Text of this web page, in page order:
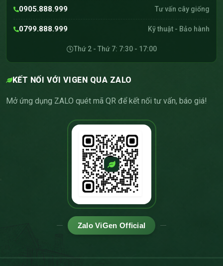
0905.888.999 Tư vấn cây giống
0799.888.999 Kỹ thuật - Bảo hành
Thứ 2 - Thứ 7: 7:30 - 17:00
KẾT NỐI VỚI VIGEN QUA ZALO
Mở ứng dụng ZALO quét mã QR để kết nối tư vấn, báo giá!
Zalo ViGen Official